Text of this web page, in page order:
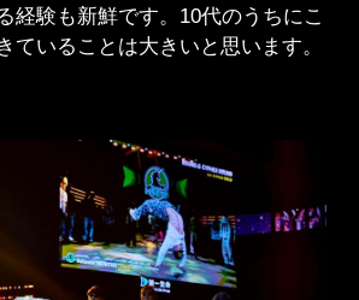
経験も新鮮です。10代のうちにこ
ていることは大きいと思います。